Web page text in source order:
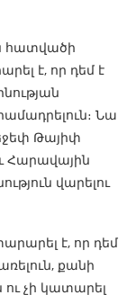
հատվածի
է, որ դեմ է
Նա
Թայիփ
Հարավային
վարելու
է, որ դեմ
քանի
ու չի կատարել